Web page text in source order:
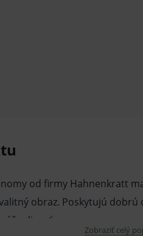
od firmy Hahnenkratt
obraz. Poskytujú
Zobraziť celý